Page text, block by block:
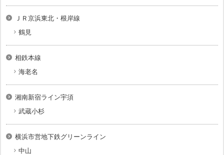
ＪＲ京浜東北・根岸線
鶴見
相鉄本線
海老名
湘南新宿ライン宇須
武蔵小杉
横浜市営地下鉄グリーンライン
中山